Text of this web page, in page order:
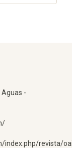
Aguas -
index.php/revista/